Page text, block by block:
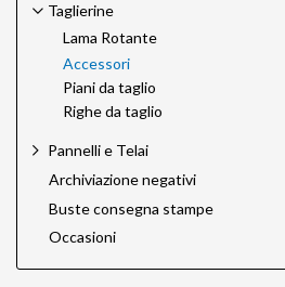
Taglierine
Lama Rotante
Accessori
Piani da taglio
Righe da taglio
Pannelli e Telai
Archiviazione negativi
Buste consegna stampe
Occasioni